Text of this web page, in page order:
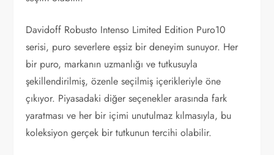
Davidoff Robusto Intenso Limited Edition Puro10
serisi, puro severlere eşsiz bir deneyim sunuyor. Her
bir puro, markanın uzmanlığı ve tutkusuyla
şekillendirilmiş, özenle seçilmiş içerikleriyle öne
çıkıyor. Piyasadaki diğer seçenekler arasında fark
yaratması ve her bir içimi unutulmaz kılmasıyla, bu
koleksiyon gerçek bir tutkunun tercihi olabilir.